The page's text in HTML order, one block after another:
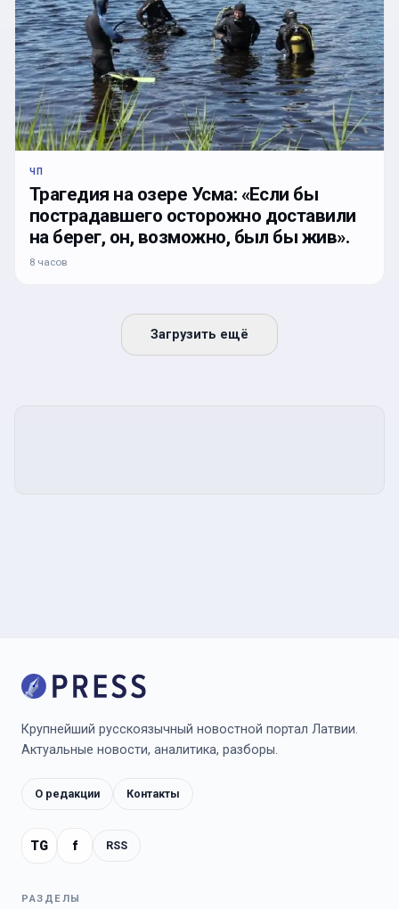
ЧП
Трагедия на озере Усма: «Если бы
пострадавшего осторожно доставили
на берег, он, возможно, был бы жив».
8 часов
Загрузить ещё
Крупнейший русскоязычный новостной портал Латвии.
Актуальные новости, аналитика, разборы.
О редакции Контакты
TG f RSS
РАЗДЕЛЫ